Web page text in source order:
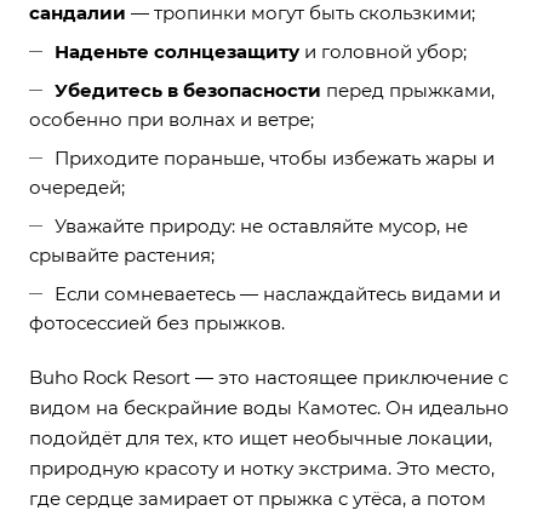
сандалии — тропинки могут быть скользкими;
Наденьте солнцезащиту и головной убор;
Убедитесь в безопасности перед прыжками,
особенно при волнах и ветре;
Приходите пораньше, чтобы избежать жары и
очередей;
Уважайте природу: не оставляйте мусор, не
срывайте растения;
Если сомневаетесь — наслаждайтесь видами и
фотосессией без прыжков.
Buho Rock Resort — это настоящее приключение с
видом на бескрайние воды Камотес. Он идеально
подойдёт для тех, кто ищет необычные локации,
природную красоту и нотку экстрима. Это место,
где сердце замирает от прыжка с утёса, а потом